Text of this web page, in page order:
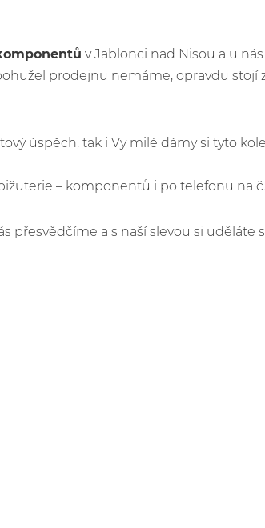
v Jablonci nad Nisou a u
prodejnu nemáme, opravdu stojí
úspěch, tak i Vy milé dámy si tyto
– komponentů i po telefonu na
přesvědčíme a s naší slevou si uděláte